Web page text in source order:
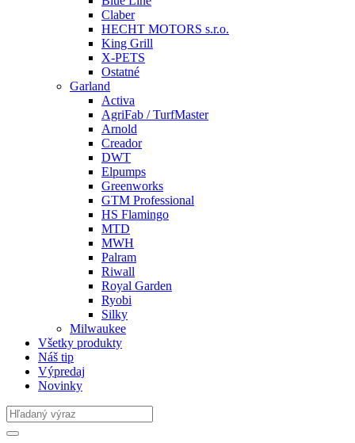
Claber
HECHT MOTORS s.r.o.
King Grill
X-PETS
Ostatné
Garland
Activa
AgriFab / TurfMaster
Arnold
Creador
DWT
Elpumps
Greenworks
GTM Professional
HS Flamingo
MTD
MWH
Palram
Riwall
Royal Garden
Ryobi
Silky
Milwaukee
Všetky produkty
Náš tip
Výpredaj
Novinky
Search
for: